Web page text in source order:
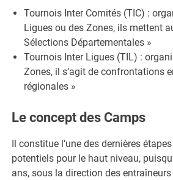
Tournois Inter Comités (TIC) :
Ligues ou des Zones, ils mettent
Sélections Départementales »
Tournois Inter Ligues (TIL) :
Zones, il s’agit de confrontations
régionales »
Le concept des Camps
Il constitue l’une des dernières
potentiels pour le haut niveau,
ans, sous la direction des